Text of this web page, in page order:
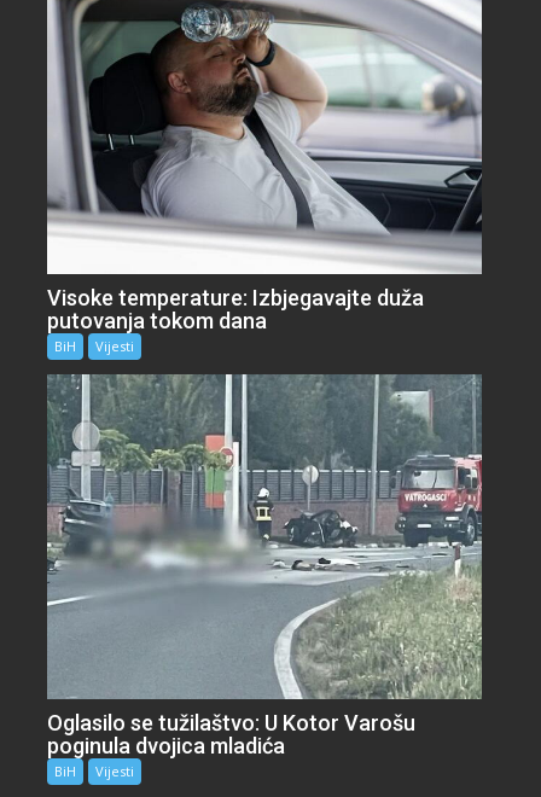
Visoke temperature: Izbjegavajte duža
putovanja tokom dana
BiH Vijesti
Oglasilo se tužilaštvo: U Kotor Varošu
poginula dvojica mladića
BiH Vijesti